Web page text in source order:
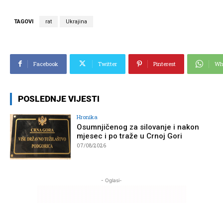
TAGOVI rat Ukrajina
Facebook Twitter Pinterest
POSLEDNJE VIJESTI
Hronika
Osumnjičenog za silovanje i nakon
mjesec i po traže u Crnoj Gori
07/08/2026
- Oglasi-